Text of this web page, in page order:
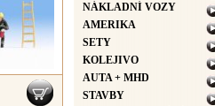
NÁKLADNÍ VOZY
AMERIKA
SETY
KOLEJIVO
AUTA + MHD
STAVBY